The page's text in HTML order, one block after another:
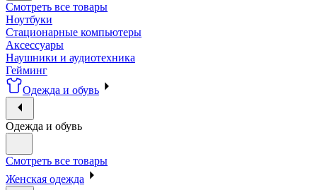
Смотреть все товары
Ноутбуки
Стационарные компьютеры
Аксессуары
Наушники и аудиотехника
Гейминг
Одежда и обувь
Одежда и обувь
Смотреть все товары
Женская одежда